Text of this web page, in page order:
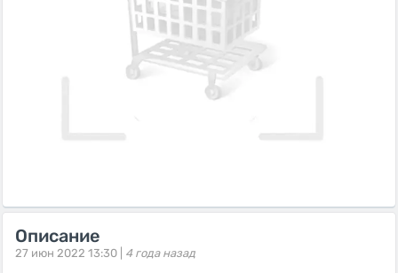
Описание
27 июн 2022 13:30 | 4 года назад